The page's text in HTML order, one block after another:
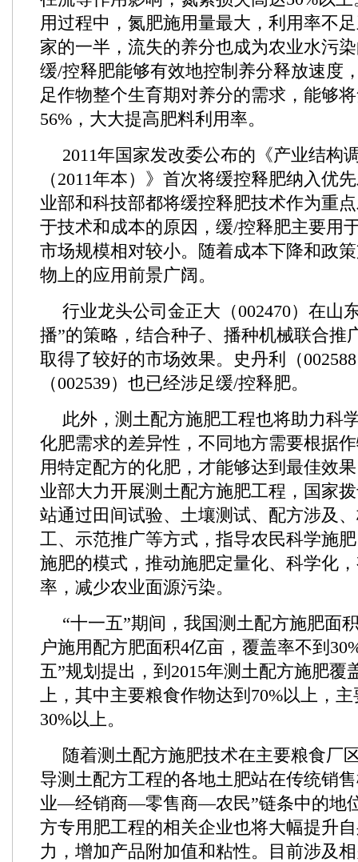
用过程中，氮肥施用量最大，利用率不
家的一半，流失的养分也成为农业水污
缓/控释肥能够有效地控制养分释放速度
足作物整个生育期对养分的需求，能够
56%，大大提高肥料利用率。
2011年国家发改委公布的《产业结构
（2011年本）》首次将缓控释肥纳入优
业部和科技部都将缓控释肥技术作为重
于技术和成本的原因，缓/控释肥主要用
市场规模相对较小。随着成本下降和政
物上的应用前景广阔。
行业龙头公司金正大（002470）在山
播”的策略，结合种子、播种机械联合推
取得了较好的市场效果。史丹利（
（002539）也已经涉足缓/控释肥。
此外，测土配方施肥工程也将助力科
化肥需求的差异性，不同地方需要根据
用特定配方的化肥，才能够达到最佳效
业部大力开展测土配方施肥工程，国家
站通过田间试验、土壤测试、配方涉及
工、示范推广等方式，指导农民科学施
施肥的模式，推动施肥定量化、科学化
率，减少农业面源污染。
“十一五”期间，我国测土配方施肥面
户施用配方肥面积4亿亩，覆盖率不到
五”规划提出，到2015年测土配方施肥覆
上，其中主要粮食作物达到70%以上，
30%以上。
随着测土配方施肥技术在主要粮食厂
导测土配方工程的各地土肥站在传统销
业—经销商—零售商—农民”链条中的地
方专用肥工程的相关企业也将大幅提升
力，增加产品附加值和粘性。目前涉及